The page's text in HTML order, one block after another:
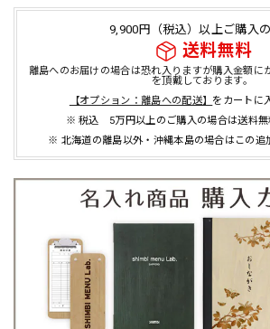
9,900円（税込）以上ご購入
送料無料
離島へのお届けの場合は恐れ入りますが購入金額に
を頂戴しております。
【オプション：離島への配送】 をカートに
※ 税込 5万円以上のご購入の場合は送料無
※ 北海道の離島以外・沖縄本島の場合はこの追